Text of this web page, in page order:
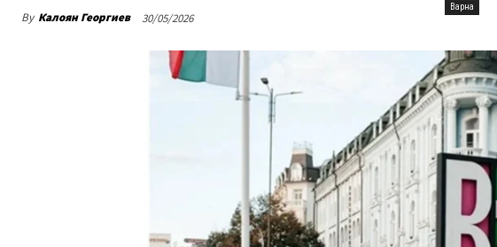
By Калоян Георгиев 30/05/2026
Варна